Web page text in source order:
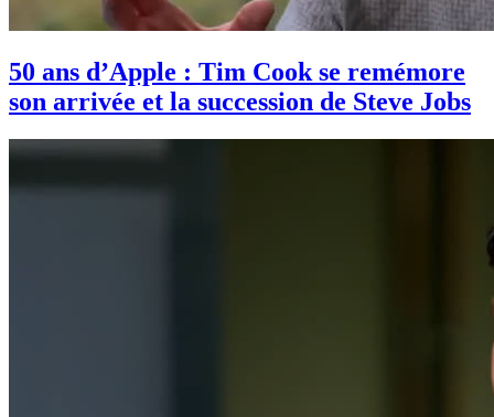
50 ans d’Apple : Tim Cook se remémore
son arrivée et la succession de Steve Jobs